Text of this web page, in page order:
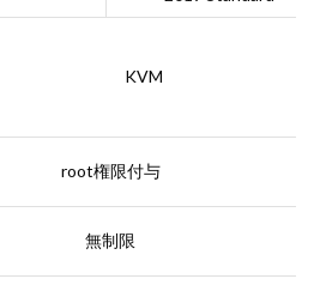
KVM
root権限付与
無制限